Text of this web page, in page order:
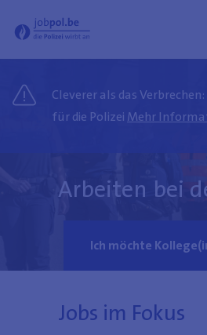
Jobpol - Wilkommen auf der Website für Stellenangebote der Polizei
Cleverer als das
für die Polizei Mehr
Arbeiten bei
Ich möchte
Jobs im Fokus